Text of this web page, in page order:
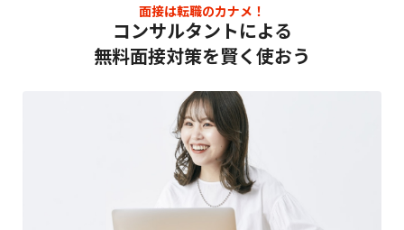
面接は転職のカナメ！
コンサルタントによる
無料面接対策を賢く使おう